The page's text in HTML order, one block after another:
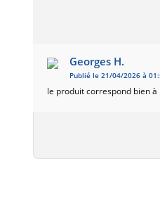
Georges H.
Publié le 21/04/2026 à
le produit correspond bien à